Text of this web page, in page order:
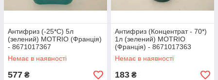
Антифриз (-25*С) 5л
(зелений) MOTRIO (Франція)
- 8671017367
Немає в наявності
577 ₴
Антифриз (Концентрат - 70*)
1л (зелений) MOTRIO
(Франція) - 8671017363
Немає в наявності
183 ₴